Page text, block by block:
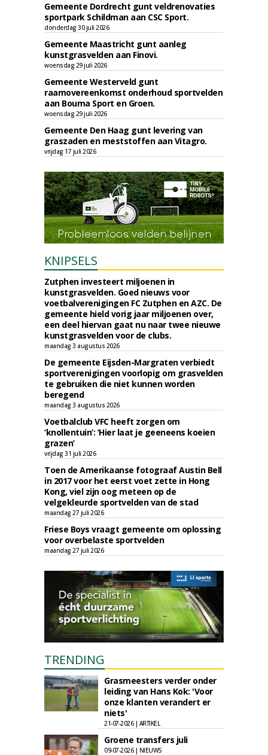
Gemeente Dordrecht gunt veldrenovaties
sportpark Schildman aan CSC Sport.
donderdag 30 juli 2026
Gemeente Maastricht gunt aanleg
kunstgrasvelden aan Finovi.
woensdag 29 juli 2026
Gemeente Westerveld gunt
raamovereenkomst onderhoud sportvelden
aan Bouma Sport en Groen.
woensdag 29 juli 2026
Gemeente Den Haag gunt levering van
graszaden en meststoffen aan Vitagro.
vrijdag 17 juli 2026
KNIPSELS
Zutphen investeert miljoenen in
kunstgrasvelden. Goed nieuws voor
voetbalverenigingen FC Zutphen en AZC. De
gemeente hield vorig jaar miljoenen over,
een deel hiervan gaat nu naar twee nieuwe
kunstgrasvelden voor de clubs.
maandag 3 augustus 2026
De gemeente Eijsden-Margraten verbiedt
sportverenigingen voorlopig om grasvelden
te gebruiken die niet kunnen worden
beregend
maandag 3 augustus 2026
Voetbalclub VFC heeft zorgen om
‘knollentuin’: ‘Hier laat je geeneens koeien
grazen’
vrijdag 31 juli 2026
Toen de Amerikaanse fotograaf Austin Bell
in 2017 voor het eerst voet zette in Hong
Kong, viel zijn oog meteen op de
velgekleurde sportvelden van de stad
maandag 27 juli 2026
Friese Boys vraagt gemeente om oplossing
voor overbelaste sportvelden
maandag 27 juli 2026
TRENDING
Grasmeesters verder onder
leiding van Hans Kok: 'Voor
onze klanten verandert er
niets'
21-07-2026 | ARTIKEL
Groene transfers juli
09-07-2026 | NIEUWS